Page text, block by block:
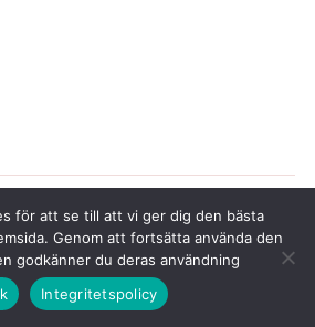
© 2026 Tina Gustafsson
för att se till att vi ger dig den bästa
Genom att fortsätta använda den
godkänner du deras användning
Integritetspolicy